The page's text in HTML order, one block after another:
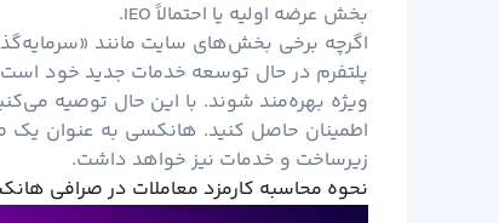
بخش عرضه اولیه یا احتمالاً IEO.
اگرچه برخی بخش‌های سایت مانند
پلتفرم در حال توسعه خدمات جدید خود است.
ویژه بهره‌مند شوند. با این حال توصیه
اطمینان حاصل کنید. هانکسی به عنوان یک
زیرساخت و خدمات نیز خواهد داشت.
نحوه محاسبه کارمزد معاملات در صرافی